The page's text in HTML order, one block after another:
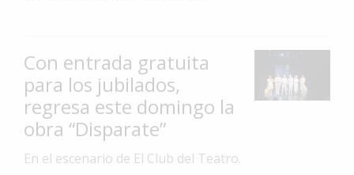
La
Ciudad
Deportes
Arte
y
Espectáculos
Con entrada gratuita
para los jubilados,
regresa este domingo la
obra “Disparate”
En el escenario de El Club del Teatro.